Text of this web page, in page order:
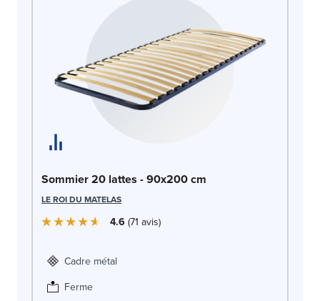
Sommier 20 lattes - 90x200 cm
LE ROI DU MATELAS
4.6 71 avis
Cadre métal
Ferme